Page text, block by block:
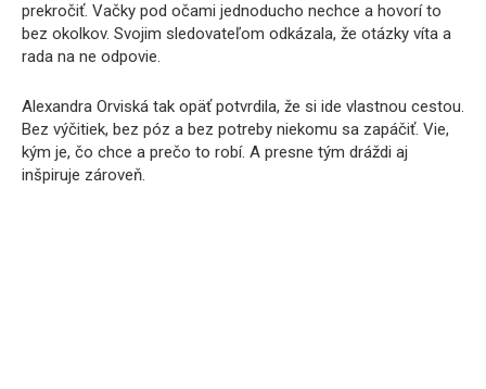
prekročiť. Vačky pod očami jednoducho nechce a hovorí to
bez okolkov. Svojim sledovateľom odkázala, že otázky víta a
rada na ne odpovie.
Alexandra Orviská tak opäť potvrdila, že si ide vlastnou cestou.
Bez výčitiek, bez póz a bez potreby niekomu sa zapáčiť. Vie,
kým je, čo chce a prečo to robí. A presne tým dráždi aj
inšpiruje zároveň.